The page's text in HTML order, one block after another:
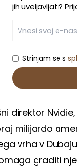
jih uveljavljati?
Strinjam se s
direktor
milijardo
vrha v
graditi